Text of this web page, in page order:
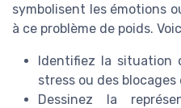
symbolisent les émotions
à ce problème de poids.
Identifiez la situation
stress ou des
Dessinez la